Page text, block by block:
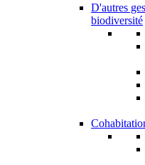
D'autres
biodiversité